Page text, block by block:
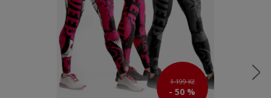
1 199 Kč
- 50 %